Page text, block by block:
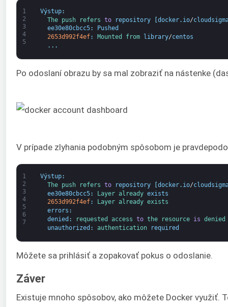
1
2
3
4
5
Výstup:
The push refers to repository [docker. io/
ee30e80cbcc5:
Pushed
2653d992f4ef: Mounted from library/centos
. . .
Po odoslaní obrazu by sa mal zobraziť na nástenke
V prípade zlyhania podobným spôsobom je
1
2
3
4
5
6
7
Výstup:
The push refers to repository [docker. io/
ee30e80cbcc5: Layer already exists
2653d992f4ef: Layer already exists
errors :
denied : requested access to the resource is denied
unauthorized : authentication required
Môžete sa prihlásiť a zopakovať pokus o odoslanie.
Záver
Existuje mnoho spôsobov, ako môžete Docker